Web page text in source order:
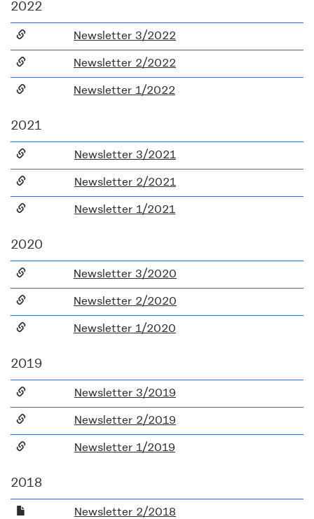
2022
Newsletter 3/2022
Newsletter 2/2022
Newsletter 1/2022
2021
Newsletter 3/2021
Newsletter 2/2021
Newsletter 1/2021
2020
Newsletter 3/2020
Newsletter 2/2020
Newsletter 1/2020
2019
Newsletter 3/2019
Newsletter 2/2019
Newsletter 1/2019
2018
Newsletter 2/2018